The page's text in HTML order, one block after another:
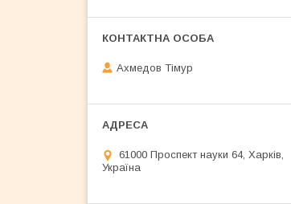
Ахмедов Тімур
61000 Проспект науки 64, Харків,
Україна